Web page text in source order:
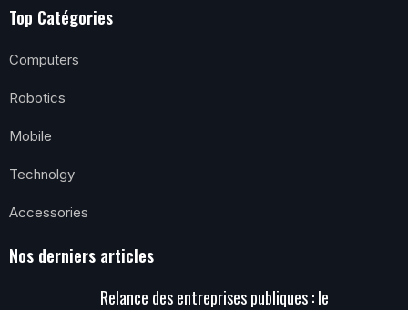
Top Catégories
Computers
Robotics
Mobile
Technolgy
Accessories
Nos derniers articles
Relance des entreprises publiques : le